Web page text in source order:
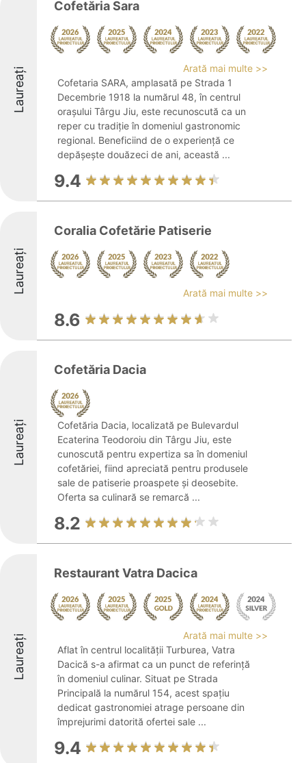
Laureați
Cofetăria Sara
Arată mai multe >>
Cofetaria SARA, amplasată pe Strada 1
Decembrie 1918 la numărul 48, în centrul
orașului Târgu Jiu, este recunoscută ca un
reper cu tradiție în domeniul gastronomic
regional. Beneficiind de o experiență ce
depășește douăzeci de ani, această ...
9.4
Laureați
Coralia Cofetărie Patiserie
Arată mai multe >>
8.6
Laureați
Cofetăria Dacia
Cofetăria Dacia, localizată pe Bulevardul
Ecaterina Teodoroiu din Târgu Jiu, este
cunoscută pentru expertiza sa în domeniul
cofetăriei, fiind apreciată pentru produsele
sale de patiserie proaspete și deosebite.
Oferta sa culinară se remarcă ...
8.2
Laureați
Restaurant Vatra Dacica
Arată mai multe >>
Aflat în centrul localității Turburea, Vatra
Dacică s-a afirmat ca un punct de referință
în domeniul culinar. Situat pe Strada
Principală la numărul 154, acest spațiu
dedicat gastronomiei atrage persoane din
împrejurimi datorită ofertei sale ...
9.4